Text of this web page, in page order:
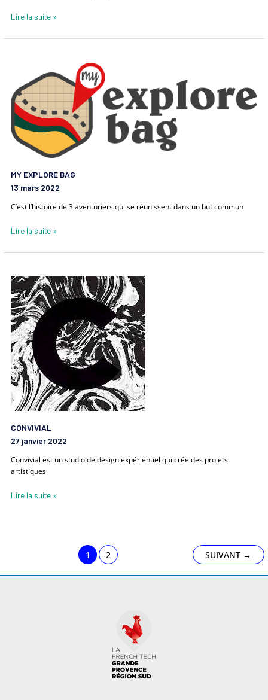
Lire la suite »
MY EXPLORE BAG
13 mars 2022
C’est l’histoire de 3 aventuriers qui se réunissent dans un but commun
EXPLORE
BAG
Lire la suite »
CONVIVIAL
27 janvier 2022
Convivial est un studio de design expérientiel qui crée des projets
artistiques
CONVIVIAL
Lire la suite »
1 2 SUIVANT →